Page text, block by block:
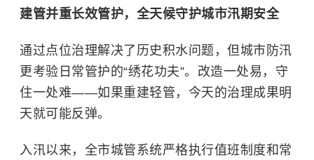
建管并重长效管护，全天候守护城市汛期安全
通过点位治理解决了历史积水问题，但城市防汛
更考验日常管护的“绣花功夫”。改造一处易，守
住一处难——如果重建轻管，今天的治理成果明
天就可能反弹。
入汛以来，全市城管系统严格执行值班制度和常